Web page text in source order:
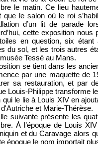
le matin. Ce lieu
que le salon où le roi
d’un lit de parade
cette exposition
en question, six
du sol, et les trois autres
Tessé au Mans.
se tient dans les
par une maquette de
sa restauration, et par
Louis-Philippe transforme
qui le lie à Louis XIV en
et Marie-Thérèse.
suivante présente les
À l’époque de Louis
et du Caravage alors
époque le nom importait